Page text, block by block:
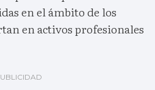
en el ámbito de los
en activos profesionales